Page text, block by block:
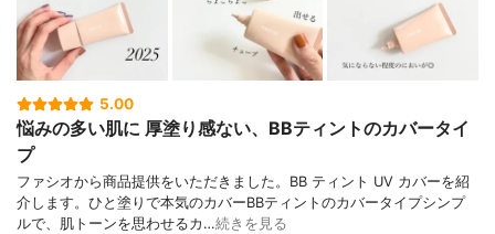
5.00
悩みの多い肌に 厚塗り感ない、BBティントのカバータイ
プ
ファシオから商品提供をいただきました。BB ティント UV カバーを紹
介します。ひと塗りで本気のカバーBBティントのカバータイプシンプ
ルで、肌トーンを思わせるカ…続きを見る